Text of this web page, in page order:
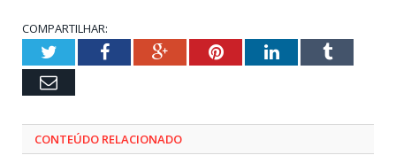
COMPARTILHAR:
TwitterFacebookGoogle+PinterestLinkedInTumblr
Email
CONTEÚDO RELACIONADO